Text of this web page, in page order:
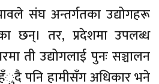
संघ अन्तर्गतका उद्योगहरू
छन्। तर, प्रदेशमा उपलब्ध
ती उद्योगलाई पुनः सञ्चालन
हँुदै पनि हामीसँग अधिकार भने